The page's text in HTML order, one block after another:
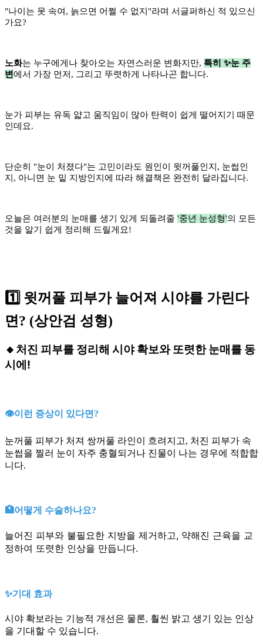
"나이는 못 속여, 늙으면 어쩔 수 없지"라며 서글퍼하신 적 있으신
가요?
노화는 누구에게나 찾아오는 자연스러운 변화지만, 특히 ✨눈 주
변에서 가장 먼저, 그리고 뚜렷하게 나타나곤 합니다.
눈가 피부는 유독 얇고 움직임이 많아 탄력이 쉽게 떨어지기 때문
인데요.
단순히 "눈이 처졌다"는 고민이라도 원인이 윗꺼풀인지, 눈썹인
지, 아니면 눈 밑 지방인지에 따라 해결책은 완전히 달라집니다.
오늘은 여러분의 눈매를 생기 있게 되돌려줄 '중년 눈성형'의 모든
것을 알기 쉽게 정리해 드릴게요!
1️⃣ 윗꺼풀 피부가 늘어져 시야를 가린다
면? (상안검 성형)
🔸 처진 피부를 정리해 시야 확보와 또렷한 눈매를 동
시에!
👁️이런 증상이 있다면?
눈꺼풀 피부가 처져 쌍꺼풀 라인이 흐려지고, 처진 피부가 속
눈썹을 찔러 눈이 자주 충혈되거나 진물이 나는 경우에 적합합
니다.
🏥어떻게 수술하나요?
늘어진 피부와 불필요한 지방을 제거하고, 약해진 근육을 교
정하여 또렷한 인상을 만듭니다.
✨기대 효과
시야 확보라는 기능적 개선은 물론, 훨씬 밝고 생기 있는 인상
을 기대할 수 있습니다.